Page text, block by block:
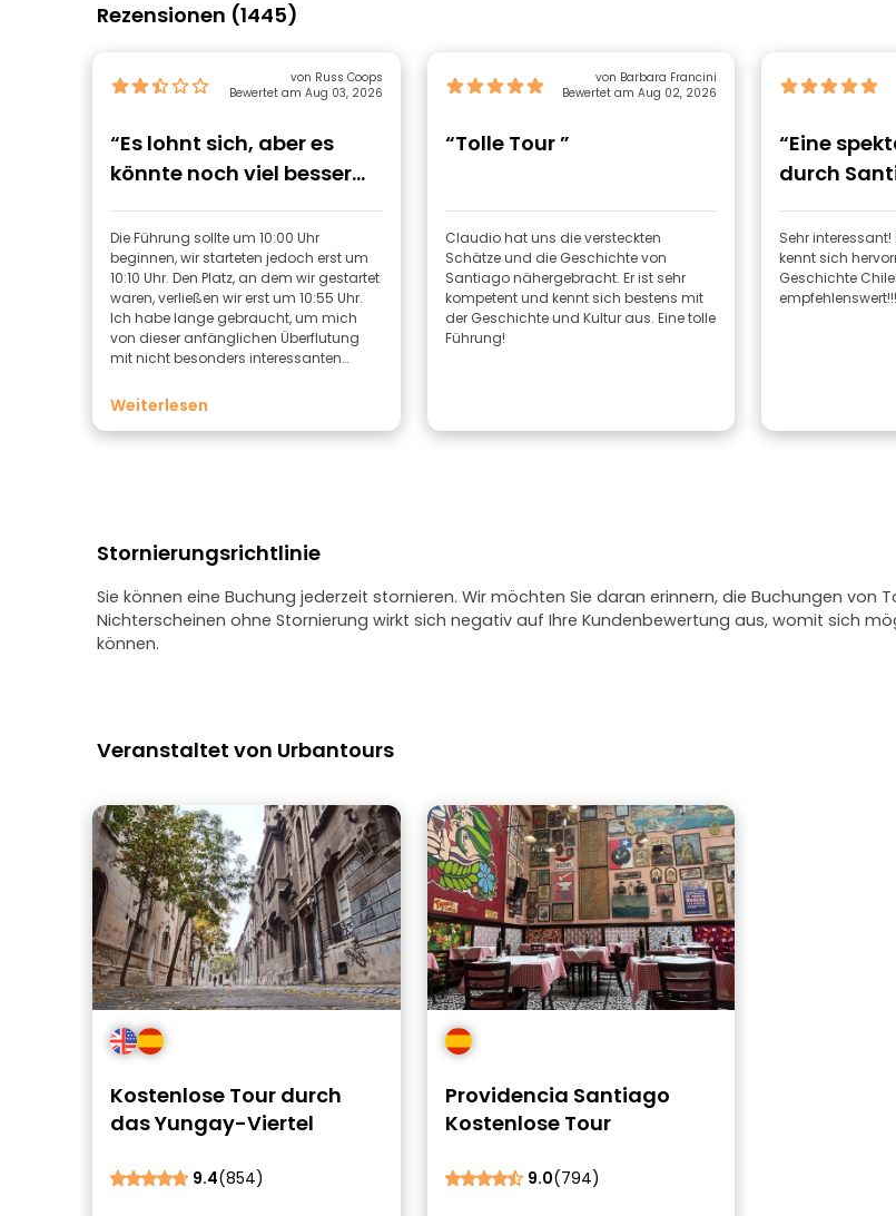
Rezensionen (1445)
von Russ Coops
Bewertet am Aug 03, 2026
“Es lohnt sich, aber es
könnte noch viel besser
sein”
Die Führung sollte um 10:00 Uhr
beginnen, wir starteten jedoch erst um
10:10 Uhr. Den Platz, an dem wir gestartet
waren, verließen wir erst um 10:55 Uhr.
Ich habe lange gebraucht, um mich
von dieser anfänglichen Überflutung
mit nicht besonders interessanten
minütige Führung hätte um mindestens
Letztendlich hat mir die Führung doch
wusste die Stadtführerin nichts von der
was am Ende etwas unangenehm war.
Ich hoffe auf jeden Fall, dass sie das
Geld bekommt.
Weiterlesen
von Barbara Francini
Bewertet am Aug 02, 2026
“Tolle Tour ”
Claudio hat uns die versteckten
Schätze und die Geschichte von
Santiago nähergebracht. Er ist sehr
kompetent und kennt sich bestens mit
der Geschichte und Kultur aus. Eine tolle
Führung!
“Eine
durch
Sehr
kennt sich
Geschichte
empfehlenswert!!!
Stornierungsrichtlinie
Sie können eine Buchung jederzeit stornieren. Wir möchten Sie daran erinnern, die Buchungen von
Nichterscheinen ohne Stornierung wirkt sich negativ auf Ihre Kundenbewertung aus, womit sich
können.
Veranstaltet von Urbantours
Kostenlose Tour durch
das Yungay-Viertel
9.4(854)
Providencia Santiago
Kostenlose Tour
9.0(794)